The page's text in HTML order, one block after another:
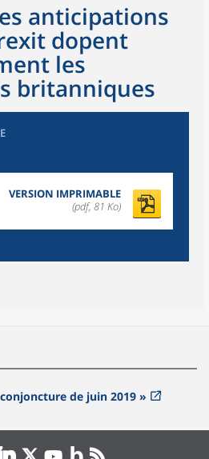
anticipations
dopent
les
britanniques
VERSION IMPRIMABLE
(pdf, 81 Ko)
de juin 2019 »